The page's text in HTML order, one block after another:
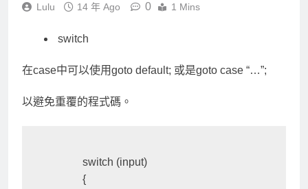
Lulu 14 年 Ago 0 1 Mins
switch
在case中可以使用goto default; 或是goto case “…”;
以避免重覆的程式碼。
            switch (input)
            {